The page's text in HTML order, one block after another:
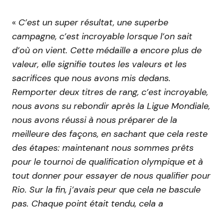
« C’est un super résultat, une superbe
campagne, c’est incroyable lorsque l’on sait
d’où on vient. Cette médaille a encore plus de
valeur, elle signifie toutes les valeurs et les
sacrifices que nous avons mis dedans.
Remporter deux titres de rang, c’est incroyable,
nous avons su rebondir après la Ligue Mondiale,
nous avons réussi à nous préparer de la
meilleure des façons, en sachant que cela reste
des étapes: maintenant nous sommes prêts
pour le tournoi de qualification olympique et à
tout donner pour essayer de nous qualifier pour
Rio. Sur la fin, j’avais peur que cela ne bascule
pas. Chaque point était tendu, cela a